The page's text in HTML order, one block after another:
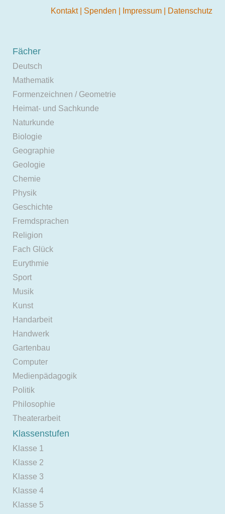
Kontakt Spenden Impressum Datenschutz
Fächer
Deutsch
Mathematik
Formenzeichnen / Geometrie
Heimat- und Sachkunde
Naturkunde
Biologie
Geographie
Geologie
Chemie
Physik
Geschichte
Fremdsprachen
Religion
Fach Glück
Eurythmie
Sport
Musik
Kunst
Handarbeit
Handwerk
Gartenbau
Computer
Medienpädagogik
Politik
Philosophie
Theaterarbeit
Klassenstufen
Klasse 1
Klasse 2
Klasse 3
Klasse 4
Klasse 5